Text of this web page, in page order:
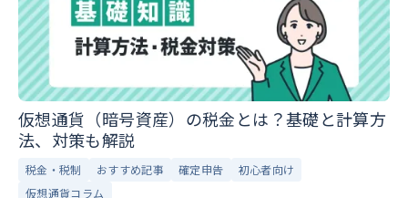
仮想通貨（暗号資産）の税金とは？基礎と計算方
法、対策も解説
税金・税制 おすすめ記事 確定申告
初心者向け
仮想通貨コラム